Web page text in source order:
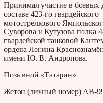
Принимал участие в боевых
составе 423-го гвардейского
мотострелкового
Суворова и Кутузова полка
гвардейской танковой
ордена Ленина
имени Ю. В. Андропова.
Позывной «Татарин».
Жетон (личный номер) АВ-